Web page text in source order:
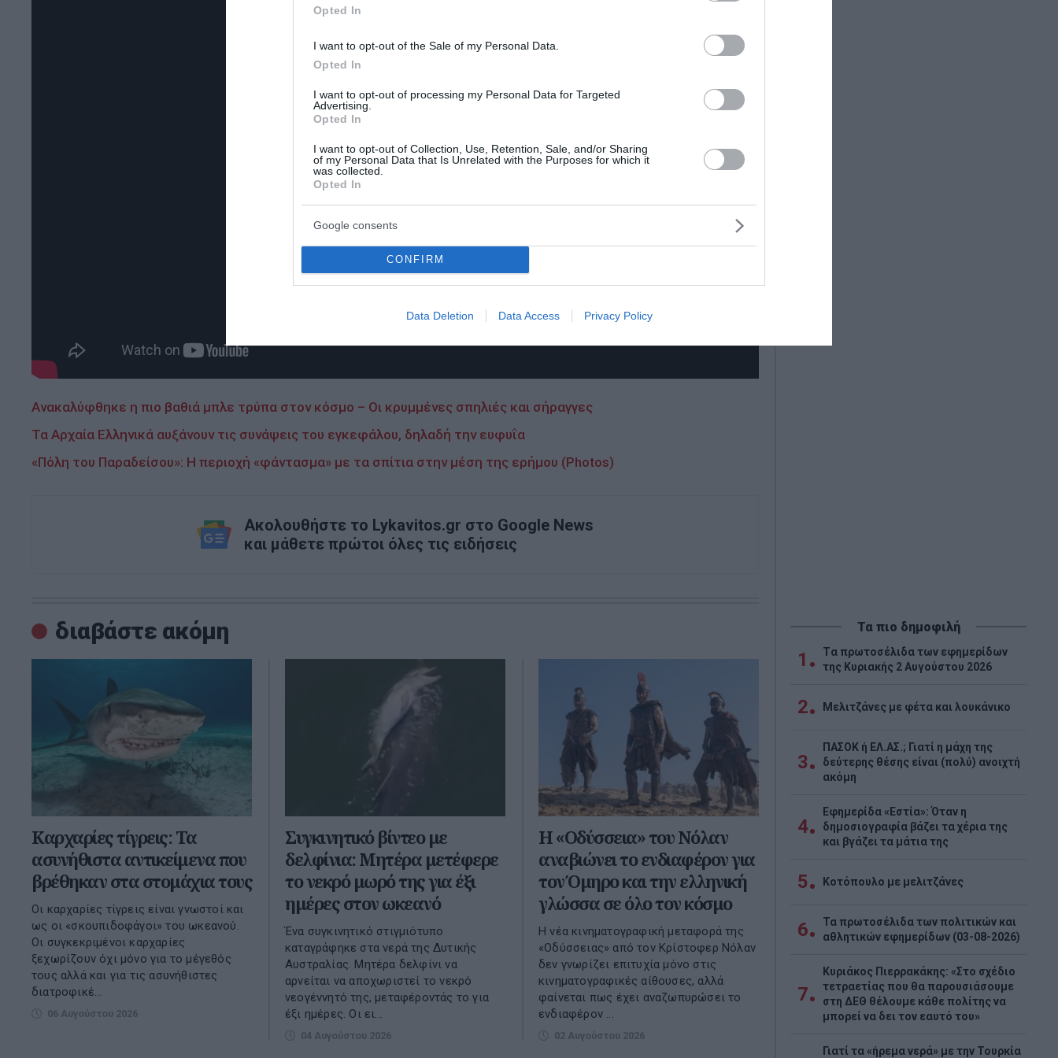
Opted In
I want to opt-out of the Sale of my Personal Data.
Opted In
I want to opt-out of processing my Personal Data for Targeted
Advertising.
Opted In
I want to opt-out of Collection, Use, Retention, Sale, and/or Sharing
of my Personal Data that Is Unrelated with the Purposes for which it
was collected.
Opted In
Google consents
CONFIRM
Data Deletion Data Access Privacy Policy
Ανακαλύφθηκε η πιο βαθιά μπλε τρύπα στον κόσμο – Οι κρυμμένες σπηλιές και σήραγγες
Τα Αρχαία Ελληνικά αυξάνουν τις συνάψεις του εγκεφάλου, δηλαδή την ευφυΐα
«Πόλη του Παραδείσου»: Η περιοχή «φάντασμα» με τα σπίτια στην μέση της ερήμου (Photos)
Ακολουθήστε το Lykavitos.gr στο Google News
και μάθετε πρώτοι όλες τις ειδήσεις
διαβάστε ακόμη
Καρχαρίες τίγρεις: Τα
ασυνήθιστα αντικείμενα που
βρέθηκαν στα στομάχια τους
Οι καρχαρίες τίγρεις είναι γνωστοί και
ως οι «σκουπιδοφάγοι» του ωκεανού.
Οι συγκεκριμένοι καρχαρίες
ξεχωρίζουν όχι μόνο για το μέγεθός
τους αλλά και για τις ασυνήθιστες
διατροφικέ...
06 Αυγούστου 2026
Συγκινητικό βίντεο με
δελφίνια: Μητέρα μετέφερε
το νεκρό μωρό της για έξι
ημέρες στον ωκεανό
Ένα συγκινητικό στιγμιότυπο
καταγράφηκε στα νερά της Δυτικής
Αυστραλίας. Μητέρα δελφίνι να
αρνείται να αποχωριστεί το νεκρό
νεογέννητό της, μεταφέροντάς το για
έξι ημέρες. Οι ει...
04 Αυγούστου 2026
Η «Οδύσσεια» του Νόλαν
αναβιώνει το ενδιαφέρον για
τον Όμηρο και την ελληνική
γλώσσα σε όλο τον κόσμο
Η νέα κινηματογραφική μεταφορά της
«Οδύσσειας» από τον Κρίστοφερ Νόλαν
δεν γνωρίζει επιτυχία μόνο στις
κινηματογραφικές αίθουσες, αλλά
φαίνεται πως έχει αναζωπυρώσει το
ενδιαφέρον ...
02 Αυγούστου 2026
Τα πιο δημοφιλή
1
Tα πρωτοσέλιδα των εφημερίδων
της Κυριακής 2 Αυγούστου 2026
2 Μελιτζάνες με φέτα και λουκάνικο
3
ΠΑΣΟΚ ή ΕΛ.ΑΣ.; Γιατί η μάχη της
δεύτερης θέσης είναι (πολύ) ανοιχτή
ακόμη
4
Εφημερίδα «Εστία»: Όταν η
δημοσιογραφία βάζει τα χέρια της
και βγάζει τα μάτια της
5 Κοτόπουλο με μελιτζάνες
6
Τα πρωτοσέλιδα των πολιτικών και
αθλητικών εφημερίδων (03-08-2026)
7
Κυριάκος Πιερρακάκης: «Στο σχέδιο
τετραετίας που θα παρουσιάσουμε
στη ΔΕΘ θέλουμε κάθε πολίτης να
μπορεί να δει τον εαυτό του»
Γιατί τα «ήρεμα νερά» με την Τουρκία